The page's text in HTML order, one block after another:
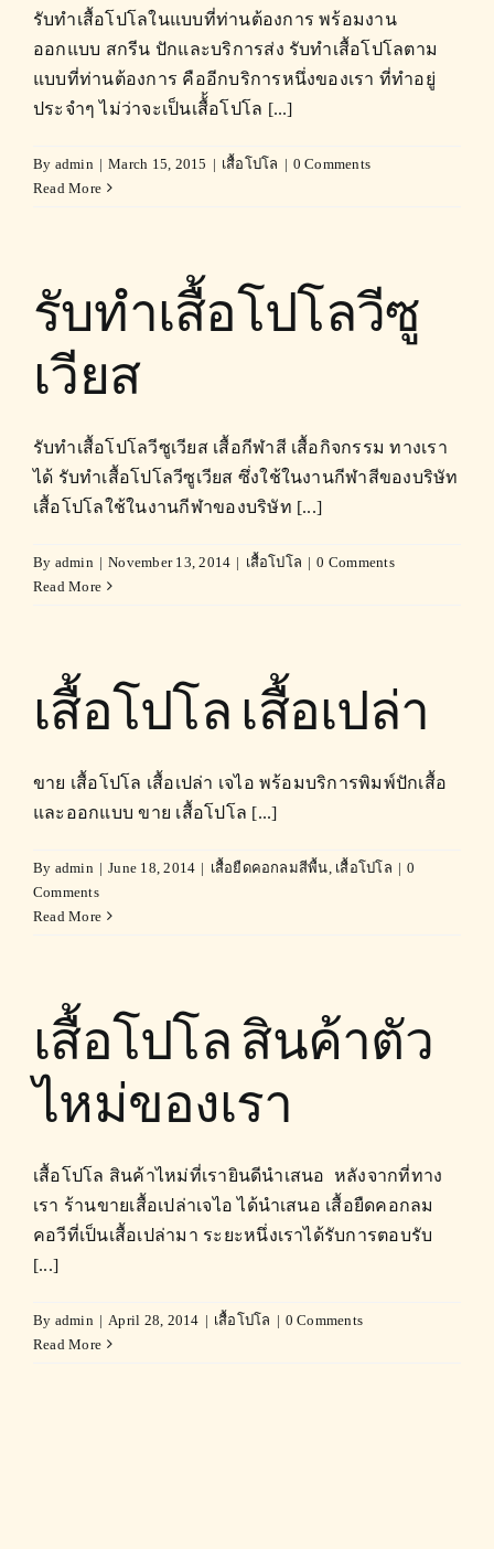
รับทำเสื้อโปโลในแบบที่ท่านต้องการ พร้อมงาน
ออกแบบ สกรีน ปักและบริการส่ง รับทำเสื้อโปโลตาม
แบบที่ท่านต้องการ คืออีกบริการหนึ่งของเรา ที่ทำอยู่
ประจำๆ ไม่ว่าจะเป็นเสื้้อโปโล [...]
By admin | March 15, 2015 | เสื้อโปโล | 0 Comments
Read More
รับทำเสื้อโปโลวีซู
เวียส
รับทำเสื้อโปโลวีซูเวียส เสื้อกีฬาสี เสื้อกิจกรรม ทางเรา
ได้ รับทำเสื้อโปโลวีซูเวียส ซึ่งใช้ในงานกีฬาสีของบริษัท
เสื้อโปโลใช้ในงานกีฬาของบริษัท [...]
By admin | November 13, 2014 | เสื้อโปโล | 0 Comments
Read More
เสื้อโปโล เสื้อเปล่า
ขาย เสื้อโปโล เสื้อเปล่า เจไอ พร้อมบริการพิมพ์ปักเสื้อ
และออกแบบ ขาย เสื้อโปโล [...]
By admin | June 18, 2014 | เสื้อยืดคอกลมสีพื้น เสื้อโปโล | 0
Comments
Read More
เสื้อโปโล สินค้าตัว
ไหม่ของเรา
เสื้อโปโล สินค้าไหม่ที่เรายินดีนำเสนอ หลังจากที่ทาง
เรา ร้านขายเสื้อเปล่าเจไอ ได้นำเสนอ เสื้อยืดคอกลม
คอวีที่เป็นเสื้อเปล่ามา ระยะหนึ่งเราได้รับการตอบรับ
[...]
By admin | April 28, 2014 | เสื้อโปโล | 0 Comments
Read More